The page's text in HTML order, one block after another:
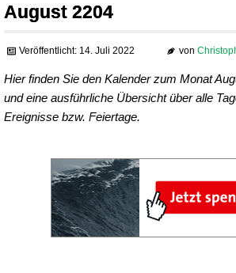
August 2204
Veröffentlicht: 14. Juli 2022 von
Hier finden Sie den Kalender zum Monat
und eine ausführliche Übersicht über alle
Ereignisse bzw. Feiertage.